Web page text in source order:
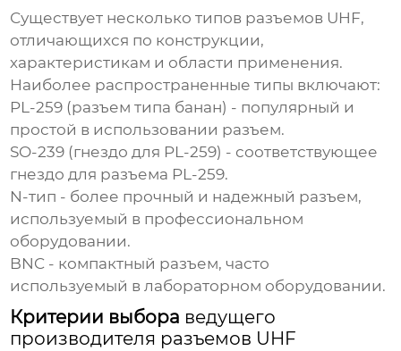
Существует несколько типов разъемов UHF,
отличающихся по конструкции,
характеристикам и области применения.
Наиболее распространенные типы включают:
PL-259 (разъем типа банан) - популярный и
простой в использовании разъем.
SO-239 (гнездо для PL-259) - соответствующее
гнездо для разъема PL-259.
N-тип - более прочный и надежный разъем,
используемый в профессиональном
оборудовании.
BNC - компактный разъем, часто
используемый в лабораторном оборудовании.
Критерии выбора ведущего
производителя разъемов UHF